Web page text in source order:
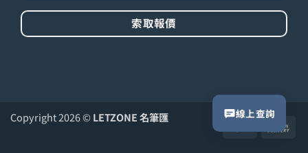
索取報價
Copyright 2026 ©LETZONE 名筆匯 線上查詢